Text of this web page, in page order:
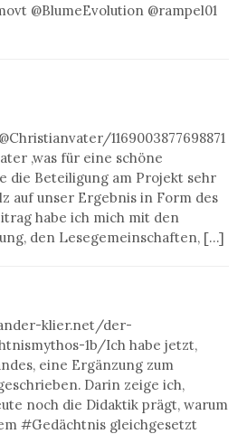
@BlumeEvolution @rampel01
1169003877698871
,was für eine schöne
die Beteiligung am Projekt sehr
auf unser Ergebnis in Form des
habe ich mich mit den
den Lesegemeinschaften, […]
klier.net/der-
1b/Ich habe jetzt,
eine Ergänzung zum
Darin zeige ich,
noch die Didaktik prägt, warum
#Gedächtnis gleichgesetzt